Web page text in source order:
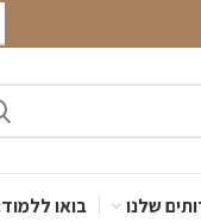
שלנו בואו